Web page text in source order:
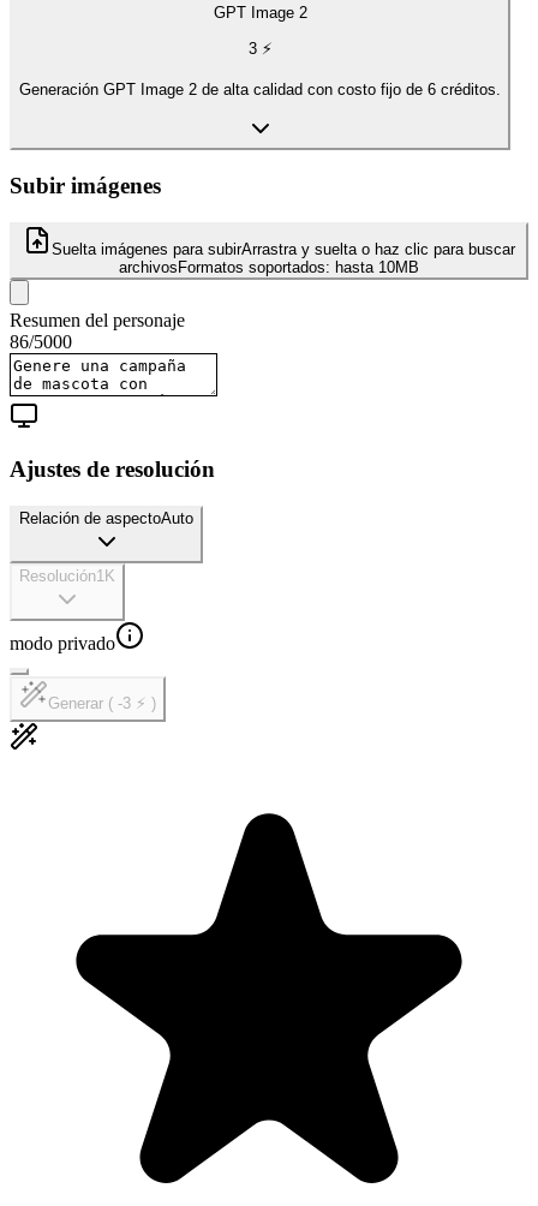
GPT Image 2
3⚡
Generación GPT Image 2 de alta calidad con costo fijo de 6 créditos.
Subir imágenes
Suelta imágenes para subirArrastra y suelta o haz clic para buscar
archivosFormatos soportados: hasta 10MB
Resumen del personaje
86/5000
Ajustes de resolución
Relación de aspectoAuto
Resolución1K
modo privado
Generar ( -3 ⚡ )